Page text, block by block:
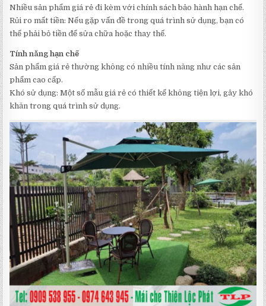
Nhiều sản phẩm giá rẻ đi kèm với chính sách bảo hành hạn chế.
Rủi ro mất tiền: Nếu gặp vấn đề trong quá trình sử dụng, bạn có
thể phải bỏ tiền để sửa chữa hoặc thay thế.
Tính năng hạn chế
Sản phẩm giá rẻ thường không có nhiều tính năng như các sản
phẩm cao cấp.
Khó sử dụng: Một số mẫu giá rẻ có thiết kế không tiện lợi, gây khó
khăn trong quá trình sử dụng.